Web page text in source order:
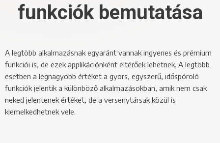
funkciók bemutatása
A legtöbb alkalmazásnak egyaránt vannak ingyenes és prémium
funkciói is, de ezek applikációnként eltérőek lehetnek. A legtöbb
esetben a legnagyobb értéket a gyors, egyszerű, időspóroló
funkciók jelentik a különböző alkalmazásokban, amik nem csak
neked jelentenek értéket, de a versenytársak közül is
kiemelkedhetnek vele.